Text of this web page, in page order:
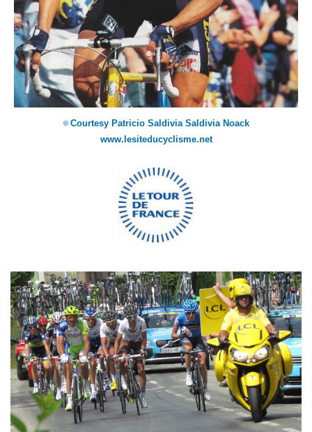
© Courtesy Patricio Saldivia Saldivia Noack
www.lesiteducyclisme.net